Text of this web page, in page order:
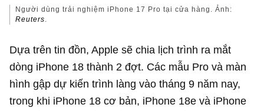
Người dùng trải nghiệm iPhone 17 Pro tại cửa hàng. Ảnh:
Reuters.
Dựa trên tin đồn, Apple sẽ chia lịch trình ra mắt
dòng iPhone 18 thành 2 đợt. Các mẫu Pro và màn
hình gập dự kiến trình làng vào tháng 9 năm nay,
trong khi iPhone 18 cơ bản, iPhone 18e và iPhone